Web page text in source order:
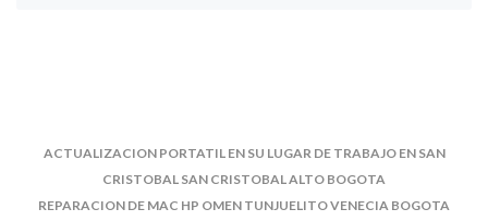
ACTUALIZACION PORTATIL EN SU LUGAR DE TRABAJO EN SAN
CRISTOBAL SAN CRISTOBAL ALTO BOGOTA
REPARACION DE MAC HP OMEN TUNJUELITO VENECIA BOGOTA